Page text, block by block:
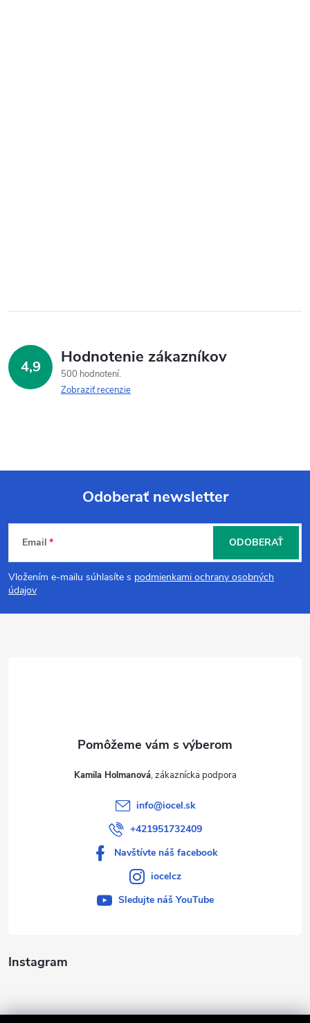
4,9 Hodnotenie zákazníkov
500 hodnotení
Zobraziť recenzie
Z
á
p
Odoberať newsletter
Email
Vložením e-mailu súhlasíte s podmienkami ochrany osobných
údajov
ODOBERAŤ
Instagram
Kamila Holmanová
info@iocel.sk
+421951732409
Navštívte náš facebook
iocelcz
Sledujte náš YouTube